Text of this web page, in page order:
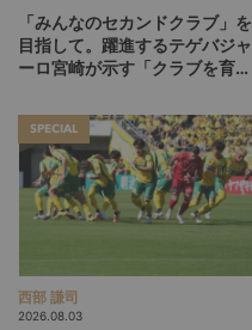
「みんなのセカンドクラブ」を
目指して。躍進するテゲバジャ
ーロ宮崎が示す「クラブを育て
SPECIAL
西部 謙司
2026.08.03